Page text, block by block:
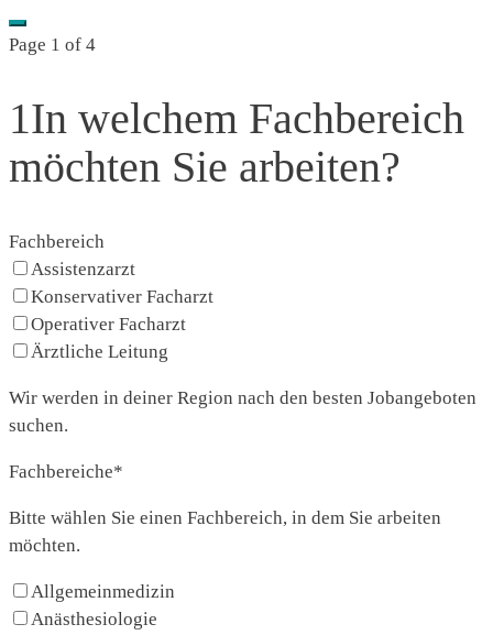
Bewerbung
Augenheilkunde
Page 1 of 4
1In welchem Fachbereich
möchten Sie arbeiten?
Fachbereich
Assistenzarzt
Konservativer Facharzt
Operativer Facharzt
Ärztliche Leitung
Wir werden in deiner Region nach den besten Jobangeboten
suchen.
Fachbereiche*
Bitte wählen Sie einen Fachbereich, in dem Sie arbeiten
möchten.
Allgemeinmedizin
Anästhesiologie